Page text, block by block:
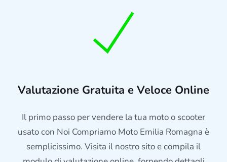
Valutazione Gratuita e Veloce Online
Il primo passo per vendere la tua moto o scooter
usato con Noi Compriamo Moto Emilia Romagna è
semplicissimo. Visita il nostro sito e compila il